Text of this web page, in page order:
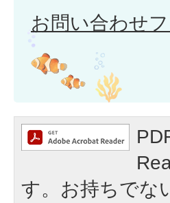
お問い合わせ
す。お持ちでな